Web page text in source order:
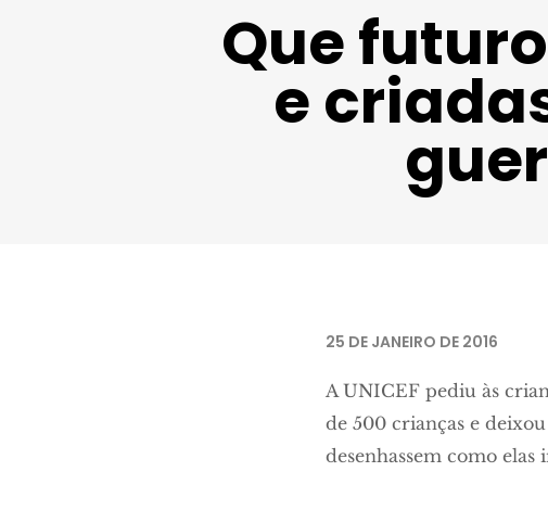
Que
e
25 DE JANEIRO DE 2016
A UNICEF pediu às
de 500 crianças e
desenhassem como